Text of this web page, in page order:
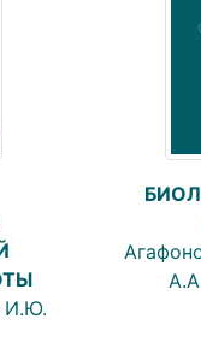
И.Ю.